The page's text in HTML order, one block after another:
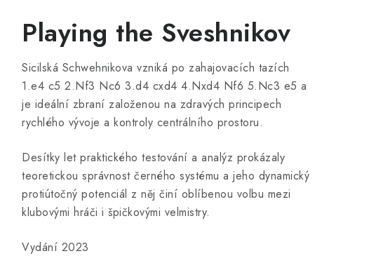
Playing the Sveshnikov
Sicilská Schwehnikova vzniká po zahajovacích tazích
1.e4 c5 2.Nf3 Nc6 3.d4 cxd4 4.Nxd4 Nf6 5.Nc3 e5 a
je ideální zbraní založenou na zdravých principech
rychlého vývoje a kontroly centrálního prostoru.
Desítky let praktického testování a analýz prokázaly
teoretickou správnost černého systému a jeho dynamický
protiútočný potenciál z něj činí oblíbenou volbu mezi
klubovými hráči i špičkovými velmistry.
Vydání 2023